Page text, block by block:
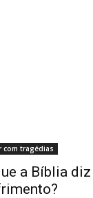
com tragédias
a Bíblia